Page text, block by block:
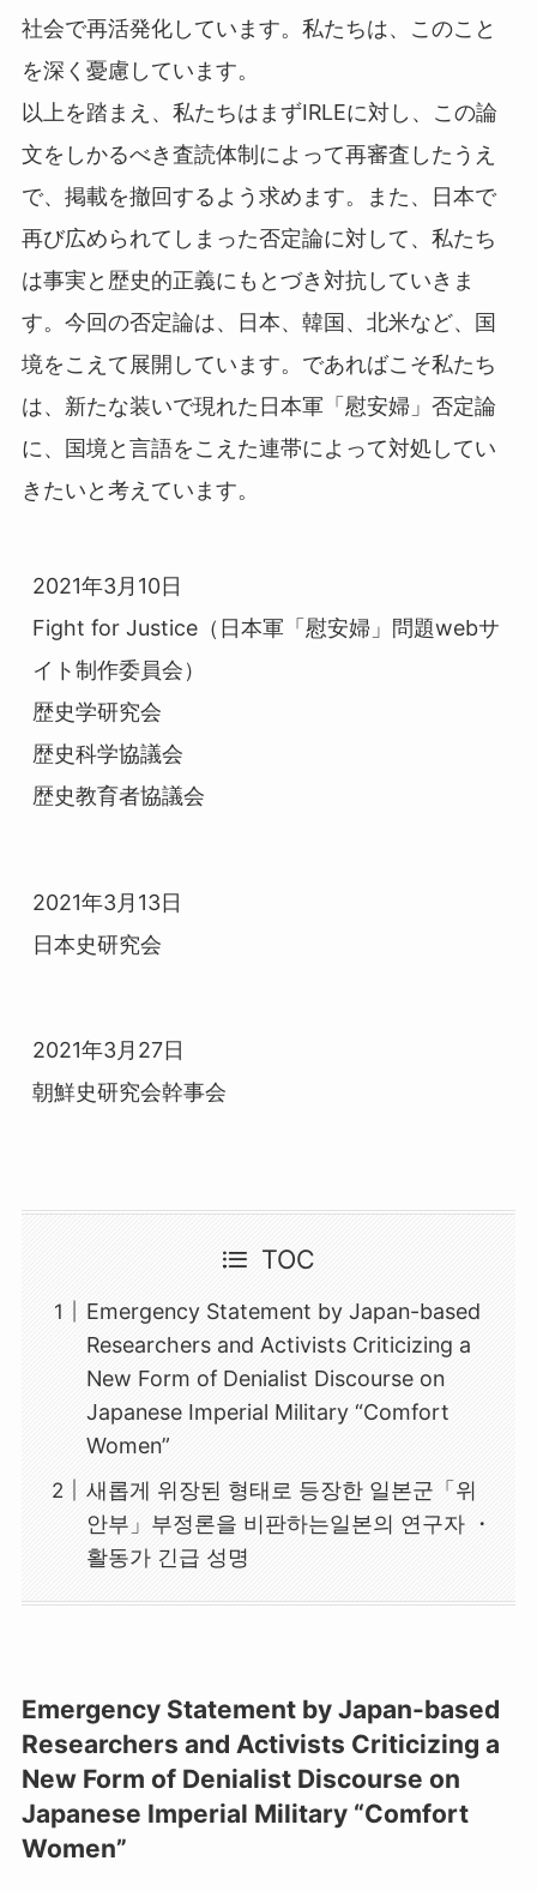
社会で再活発化しています。私たちは、このこと
を深く憂慮しています。
以上を踏まえ、私たちはまずIRLEに対し、この論
文をしかるべき査読体制によって再審査したうえ
で、掲載を撤回するよう求めます。また、日本で
再び広められてしまった否定論に対して、私たち
は事実と歴史的正義にもとづき対抗していきま
す。今回の否定論は、日本、韓国、北米など、国
境をこえて展開しています。であればこそ私たち
は、新たな装いで現れた日本軍「慰安婦」否定論
に、国境と言語をこえた連帯によって対処してい
きたいと考えています。
2021年3月10日
Fight for Justice（日本軍「慰安婦」問題webサ
イト制作委員会）
歴史学研究会
歴史科学協議会
歴史教育者協議会
2021年3月13日
日本史研究会
2021年3月27日
朝鮮史研究会幹事会
TOC
Emergency Statement by Japan-based
Researchers and Activists Criticizing a
New Form of Denialist Discourse on
Japanese Imperial Military “Comfort
Women”
새롭게 위장된 형태로 등장한 일본군「위
안부」부정론을 비판하는일본의 연구자 ・
활동가 긴급 성명
Emergency Statement by Japan-based
Researchers and Activists Criticizing a
New Form of Denialist Discourse on
Japanese Imperial Military “Comfort
Women”